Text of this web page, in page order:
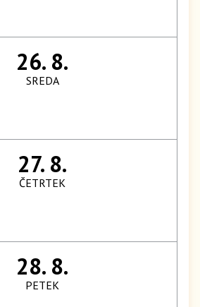
26. 8.
SREDA
27. 8.
ČETRTEK
28. 8.
PETEK